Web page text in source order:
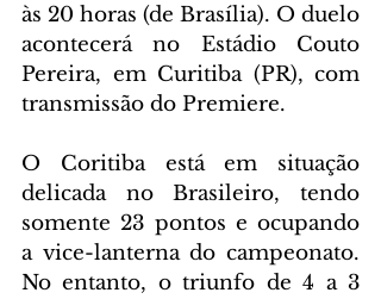
às 20 horas (de Brasília). O duelo
acontecerá no Estádio Couto
Pereira, em Curitiba (PR), com
transmissão do Premiere.
O Coritiba está em situação
delicada no Brasileiro, tendo
somente 23 pontos e ocupando
a vice-lanterna do campeonato.
No entanto, o triunfo de 4 a 3